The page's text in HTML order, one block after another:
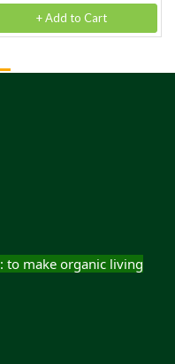
+ Add to Cart
to make organic living